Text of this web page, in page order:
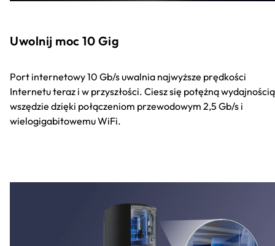
Uwolnij moc 10 Gig
Port internetowy 10 Gb/s uwalnia najwyższe prędkości
Internetu teraz i w przyszłości. Ciesz się potężną wydajnością
wszędzie dzięki połączeniom przewodowym 2,5 Gb/s i
wielogigabitowemu WiFi.